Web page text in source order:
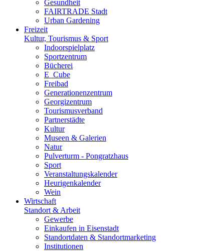
Gesundheit
FAIRTRADE Stadt
Urban Gardening
Freizeit
Kultur, Tourismus & Sport
Indoorspielplatz
Sportzentrum
Bücherei
E_Cube
Freibad
Generationenzentrum
Georgizentrum
Tourismusverband
Partnerstädte
Kultur
Museen & Galerien
Natur
Pulverturm - Pongratzhaus
Sport
Veranstaltungskalender
Heurigenkalender
Wein
Wirtschaft
Standort & Arbeit
Gewerbe
Einkaufen in Eisenstadt
Standortdaten & Standortmarketing
Institutionen